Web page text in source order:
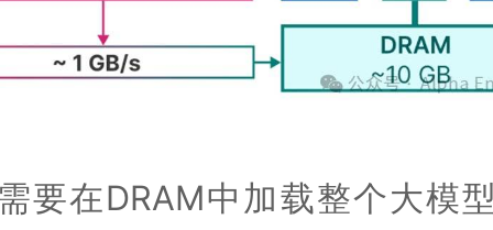
要在DRAM中加载整个大模